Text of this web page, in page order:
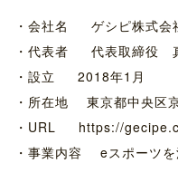
・会社名 ゲシピ株式会
・代表者 代表取締役
・設立 2018年1月
・所在地 東京都中央区
・URL https://
・事業内容 eスポーツを